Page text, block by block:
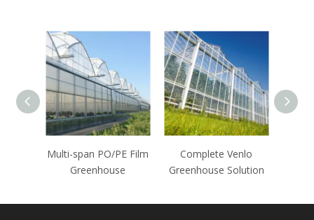
Multi-span PO/PE Film
Greenhouse
Complete Venlo
Greenhouse Solution